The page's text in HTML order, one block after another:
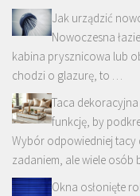
Jak urządzić
Nowoczesna
kabina prysznicowa lub
chodzi o glazurę, to …
Taca
funkcję, by
Wybór odpowiedniej tacy
zadaniem, ale wiele osób
Okna osłonięte